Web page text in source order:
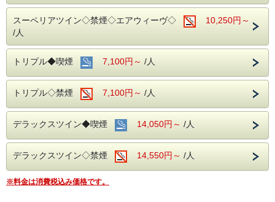
スーペリアツイン◇禁煙◇エアウィーヴ◇
10,250円～
/人
トリプル◆喫煙 7,100円～ /人
トリプル◇禁煙 7,100円～ /人
デラックスツイン◆喫煙 14,050円～ /人
デラックスツイン◇禁煙 14,550円～ /人
※料金は消費税込み価格です。